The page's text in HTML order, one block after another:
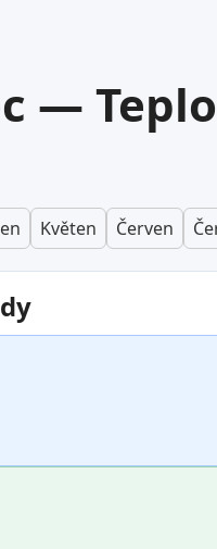
—
Květen Červen